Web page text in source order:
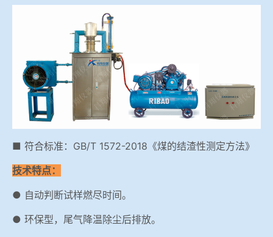
冶金渣、保护渣等高温物性检测设备
冶金石灰活性度测定仪
矿石、焦炭物理检测及制样设备
标准下载
世界杯押球网站
■ 符合标准：GB/T 1572-2018《煤的结渣性测定方法》
技术特点：
● 自动判断试样燃尽时间。
● 环保型，尾气降温除尘后排放。